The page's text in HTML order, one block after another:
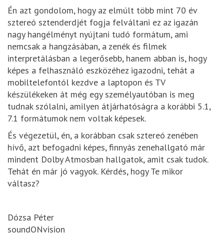
Én azt gondolom, hogy az elmúlt több mint 70 év
sztereó sztenderdjét fogja felváltani ez az igazán
nagy hangélményt nyújtani tudó formátum, ami
nemcsak a hangzásában, a zenék és filmek
interpretálásban a legerősebb, hanem abban is, hogy
képes a felhasználó eszközéhez igazodni, tehát a
mobiltelefontól kezdve a laptopon és TV
készülékeken át még egy személyautóban is meg
tudnak szólalni, amilyen átjárhatóságra a korábbi 5.1,
7.1 formátumok nem voltak képesek.
És végezetül, én, a korábban csak sztereó zenében
hívő, azt befogadni képes, finnyás zenehallgató már
mindent Dolby Atmosban hallgatok, amit csak tudok.
Tehát én már jó vagyok. Kérdés, hogy Te mikor
váltasz?
Dózsa Péter
soundONvision